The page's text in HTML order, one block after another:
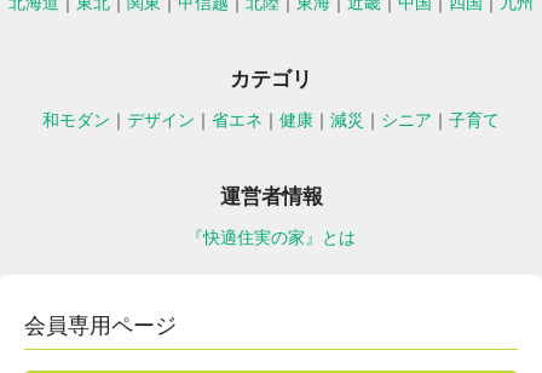
カテゴリ
和モダン ｜ デザイン ｜ 省エネ ｜ 健康 ｜ 減災 ｜ シニア ｜ 子育て
運営者情報
『快適住実の家』とは
会員専用ページ